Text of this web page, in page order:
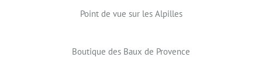
Point de vue sur les Alpilles
Boutique des Baux de Provence